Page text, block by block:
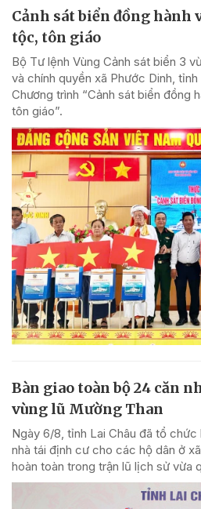
Cảnh sát biển đồng hành
tộc, tôn giáo
Bộ Tư lệnh Vùng Cảnh sát biển 3
và chính quyền xã Phước Dinh,
Chương trình “Cảnh sát biển đồng
tôn giáo”.
Bàn giao toàn bộ 24 căn
vùng lũ Mường Than
Ngày 6/8, tỉnh Lai Châu đã tổ
nhà tái định cư cho các hộ dân ở
hoàn toàn trong trận lũ lịch sử vừa